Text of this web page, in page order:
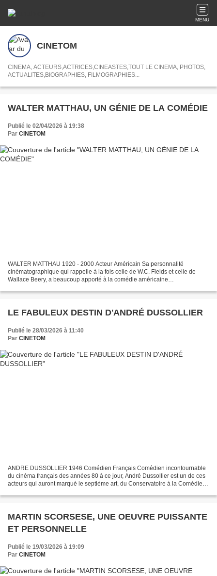
MENU
CINETOM
CINEMA, ACTEURS,ACTRICES,CINEASTES,TOUT LE CINEMA, PHOTOS,
ACTUALITES,BIOGRAPHIES, FILMOGRAPHIES...
WALTER MATTHAU, UN GÉNIE DE LA COMÉDIE
Publié le 02/04/2026 à 19:38
Par CINETOM
WALTER MATTHAU 1920 - 2000 Acteur Américain Sa personnalité
cinématographique qui rappelle à la fois celle de W.C. Fields et celle de
Wallace Beery, a beaucoup apporté à la comédie américaine
LE FABULEUX DESTIN D'ANDRÉ DUSSOLLIER
Publié le 28/03/2026 à 11:40
Par CINETOM
ANDRE DUSSOLLIER 1946 Comédien Français Comédien incontournable
du cinéma français des années 80 à ce jour, André Dussollier est un de ces
acteurs qui auront marqué le septième art, du Conservatoire à la Comédie
MARTIN SCORSESE, UNE OEUVRE PUISSANTE
ET PERSONNELLE
Publié le 19/03/2026 à 19:09
Par CINETOM